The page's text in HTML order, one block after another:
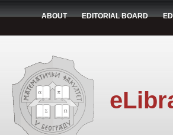
ABOUT EDITORIAL BOARD